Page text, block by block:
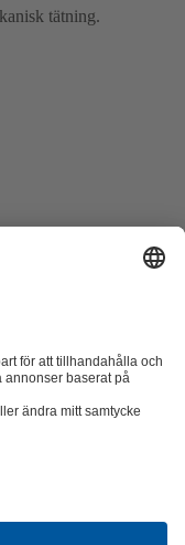
tätning.